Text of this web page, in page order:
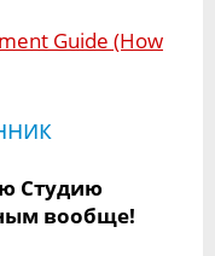
Студию
вообще!